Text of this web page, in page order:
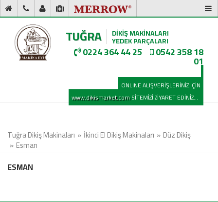
TUĞRA DİKİŞ MAKİNALARI
YEDEK PARÇALARI
0224 364 44 25 0542 358 18
01
ONLINE ALIŞVERİŞLERİNİZ İÇİN
www.dikismarket.comSİTEMİZİ ZİYARET EDİNİZ...
Tuğra Dikiş Makinaları İkinci El Dikiş Makinaları Düz Dikiş
Esman
ESMAN